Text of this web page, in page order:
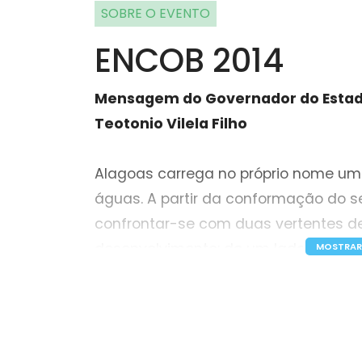
SOBRE O EVENTO
ENCOB 2014
Mensagem do Governador do
Teotonio Vilela Filho
Alagoas carrega no próprio nome
águas. A partir da conformação do
confrontar-se com duas vertentes
desenvolvimento: de um lado a